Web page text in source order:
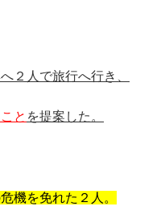
２人で旅行へ行き、
と を提案した。
機を免れた２人。